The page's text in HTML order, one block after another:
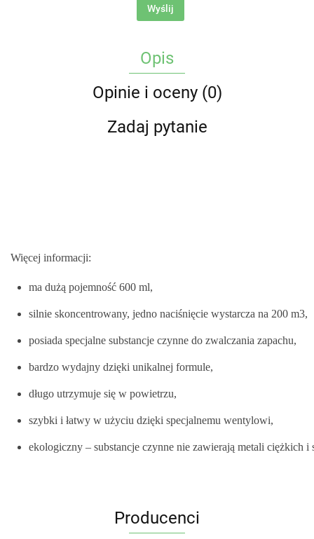
Wyślij
Opis
Opinie i oceny (0)
Zadaj pytanie
Więcej informacji:
ma dużą pojemność 600 ml,
silnie skoncentrowany, jedno naciśnięcie wystarcza na 200 m3,
posiada specjalne substancje czynne do zwalczania zapachu,
bardzo wydajny dzięki unikalnej formule,
długo utrzymuje się w powietrzu,
szybki i łatwy w użyciu dzięki specjalnemu wentylowi,
ekologiczny – substancje czynne nie zawierają metali ciężkich
Producenci